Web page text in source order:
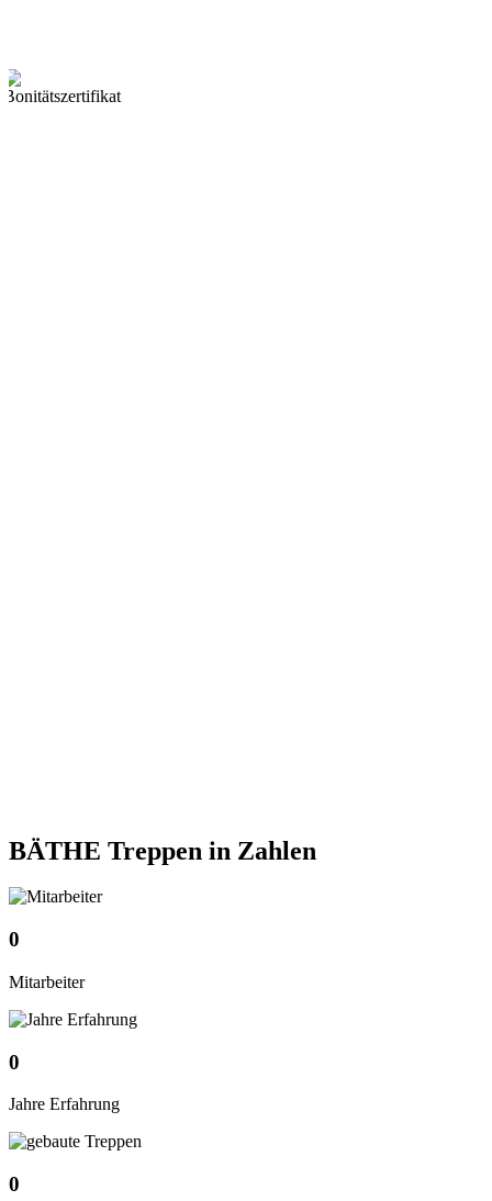
BÄTHE Treppen in Zahlen
0
Mitarbeiter
0
Jahre Erfahrung
0